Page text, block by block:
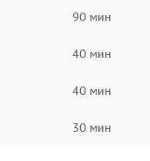
90 мин
40 мин
40 мин
30 мин